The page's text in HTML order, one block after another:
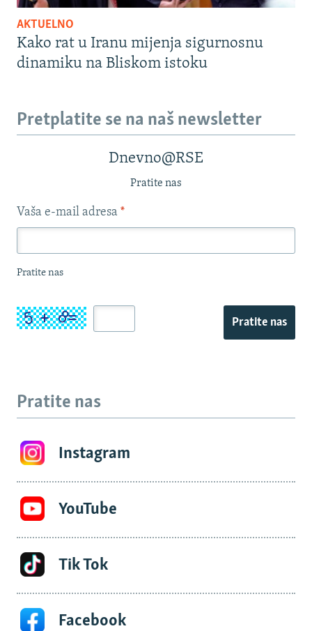
AKTUELNO
Kako rat u Iranu mijenja sigurnosnu
dinamiku na Bliskom istoku
Pretplatite se na naš newsletter
Dnevno@RSE
Pratite nas
Vaša e-mail adresa *
Pratite nas
Pratite nas
Pratite nas
Instagram
YouTube
Tik Tok
Facebook